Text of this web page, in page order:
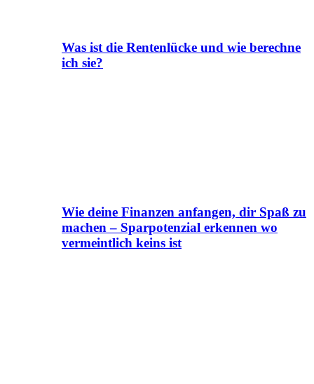
Was ist die Rentenlücke und wie berechne
ich sie?
Wie deine Finanzen anfangen, dir Spaß zu
machen – Sparpotenzial erkennen wo
vermeintlich keins ist